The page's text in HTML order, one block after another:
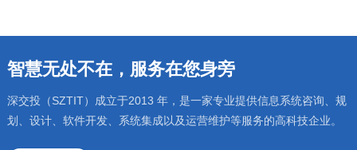
智慧无处不在，服务在您身旁
深交投（SZTIT）成立于2013 年，是一家专业提供信息系统咨询、规
划、设计、软件开发、系统集成以及运营维护等服务的高科技企业。